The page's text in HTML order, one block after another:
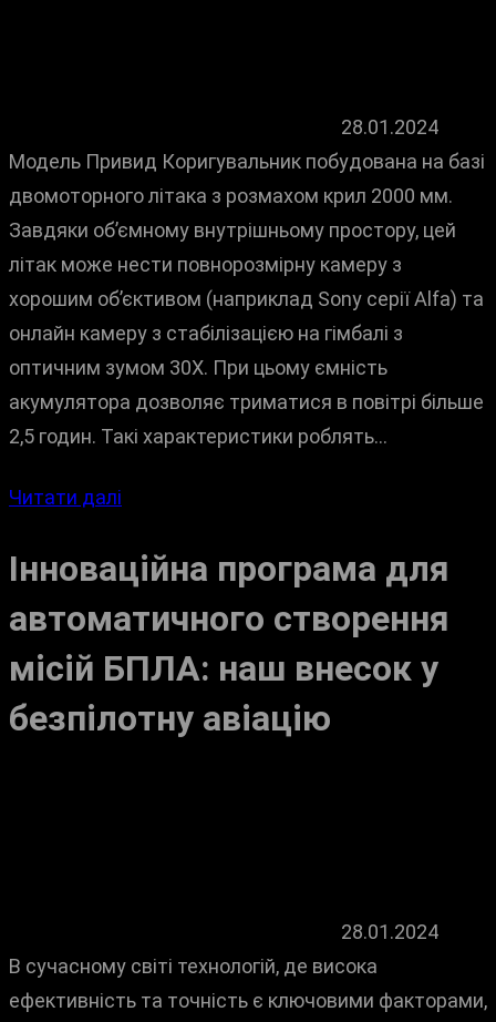
28.01.2024
Модель Привид Коригувальник побудована на базі
двомоторного літака з розмахом крил 2000 мм.
Завдяки об’ємному внутрішньому простору, цей
літак може нести повнорозмірну камеру з
хорошим об’єктивом (наприклад Sony серії Alfa) та
онлайн камеру з стабілізацією на гімбалі з
оптичним зумом 30Х. При цьому ємність
акумулятора дозволяє триматися в повітрі більше
2,5 годин. Такі характеристики роблять…
Читати далі
Інноваційна програма для
автоматичного створення
місій БПЛА: наш внесок у
безпілотну авіацію
28.01.2024
В сучасному світі технологій, де висока
ефективність та точність є ключовими факторами,